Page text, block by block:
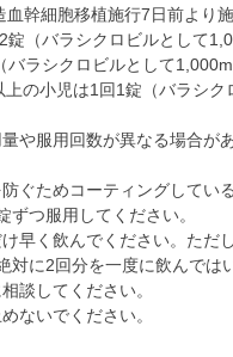
幹細胞移植施行7日前より
錠（バラシクロビルとして
ラシクロビルとして
上の小児は1回1錠（バラシ
や服用回数が異なる場合が
ぐためコーティングしてい
つ服用してください。
早く飲んでください。ただ
に2回分を一度に飲んでは
談してください。
ないでください。